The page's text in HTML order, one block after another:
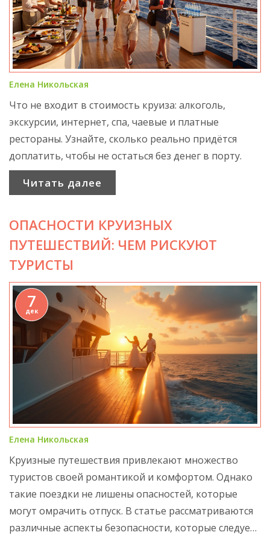
Елена Никольская
Что не входит в стоимость круиза: алкоголь,
экскурсии, интернет, спа, чаевые и платные
рестораны. Узнайте, сколько реально придётся
доплатить, чтобы не остаться без денег в порту.
Читать далее
ОПАСНОСТИ КРУИЗНЫХ
ПУТЕШЕСТВИЙ: ЧЕМ РИСКУЮТ
ТУРИСТЫ
7
дек
Елена Никольская
Круизные путешествия привлекают множество
туристов своей романтикой и комфортом. Однако
такие поездки не лишены опасностей, которые
могут омрачить отпуск. В статье рассматриваются
различные аспекты безопасности, которые следует